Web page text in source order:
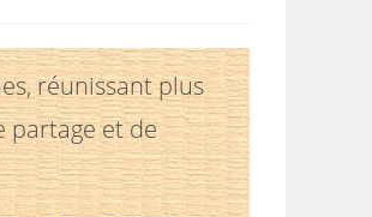
réunissant plus
partage et de